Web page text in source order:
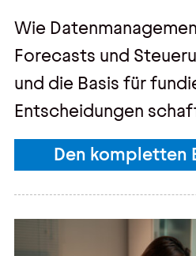
Wie
Forecasts und
und die Basis für
Entscheidungen
Den kompletten